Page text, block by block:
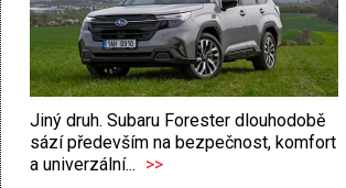
Jiný druh. Subaru Forester dlouhodobě
sází především na bezpečnost, komfort
a univerzální... >>